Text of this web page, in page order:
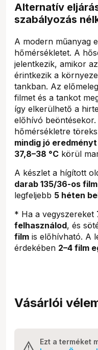
Alternatív
szabályozás
A modern műanyag
hőmérsékletet. A
jelentkezik, amikor
érintkezik a
tankban. Az
filmet és a tankot
így elkerülhető a
előhívó
hőmérsékletre
mindig jó
37,8–38 °C körül
A készlet a hígított
darab 135/36-os
legfeljebb 5 héten
* Ha a vegyszereket
felhasználod, és
film is előhívható. A
érdekében 2–4 film
Vásárlói
Ezt a terméket